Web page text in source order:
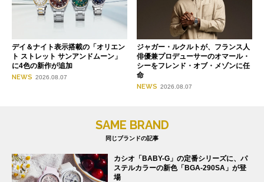
デイ＆ナイト表示搭載の「オリエン
ト ストレット サンアンドムーン」
に4色の新作が追加
NEWS 2026.08.07
ジャガー・ルクルトが、フランス人
俳優兼プロデューサーのオマール・
シーをフレンド・オブ・メゾンに任
命
NEWS 2026.08.07
SAME BRAND
同じブランドの記事
カシオ「BABY-G」の定番シリーズに、パ
ステルカラーの新色「BGA-290SA」が登
場